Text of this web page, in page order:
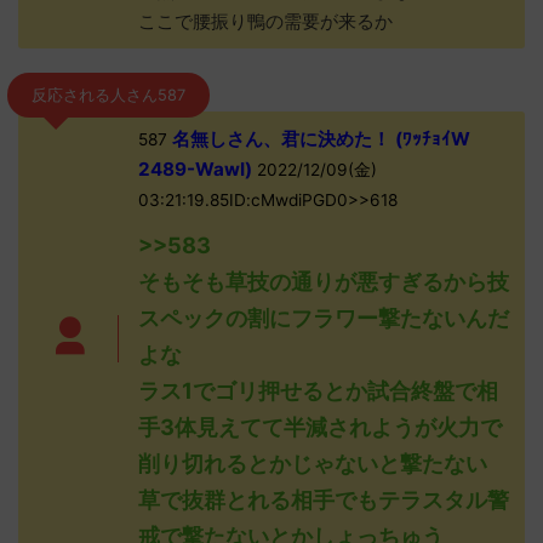
ここで腰振り鴨の需要が来るか
反応される人さん587
587 名無しさん、君に決めた！ (ﾜｯﾁｮｲW
2489-WawI) 2022/12/09(金)
03:21:19.85ID:cMwdiPGD0>>618
>>583
そもそも草技の通りが悪すぎるから技
スペックの割にフラワー撃たないんだ
よな
ラス1でゴリ押せるとか試合終盤で相
手3体見えてて半減されようが火力で
削り切れるとかじゃないと撃たない
草で抜群とれる相手でもテラスタル警
戒で撃たないとかしょっちゅう